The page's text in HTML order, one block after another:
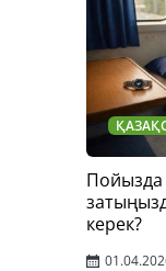
Пойызда
керек?